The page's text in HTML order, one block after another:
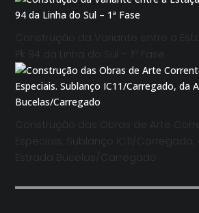
Construção da Variante entre a
Pk 94 da Linha do Sul – 1ª Fase
Construção das Obras de Arte
Especiais. Sublanço IC11/Carregado,
Estrada Bucelas/Carregado